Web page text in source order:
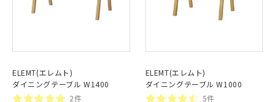
ELEMT(エレムト)
ダイニングテーブル W1400
2件
ELEMT(エレムト)
ダイニングテーブル W1000
5件